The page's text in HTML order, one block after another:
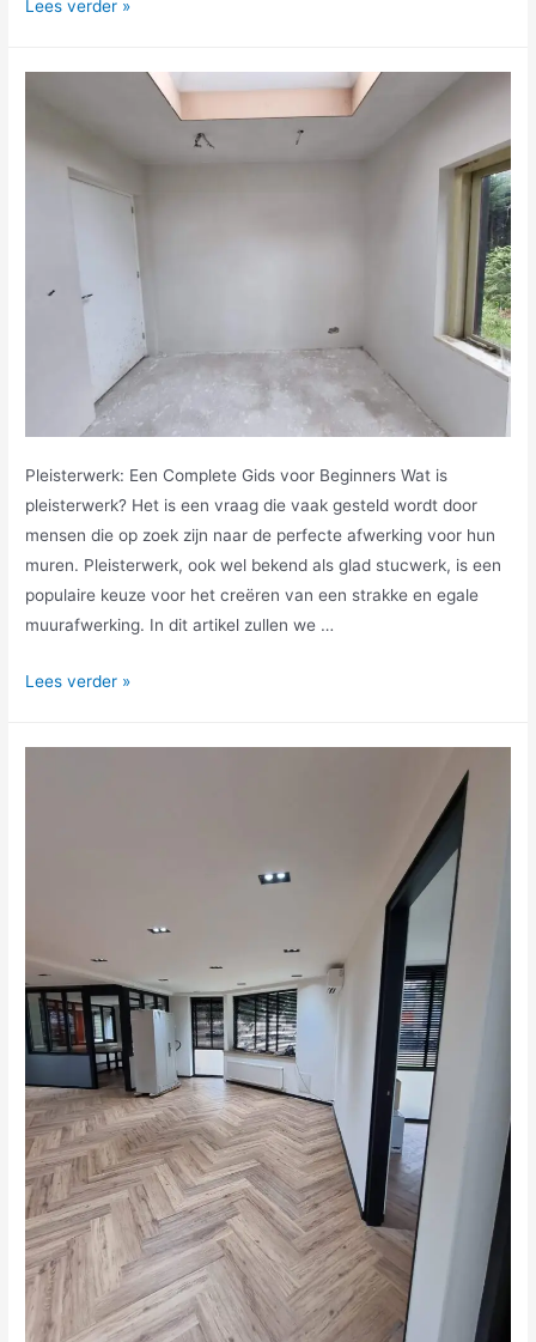
Lees verder »
Pleisterwerk: Een Complete Gids voor Beginners Wat is
pleisterwerk? Het is een vraag die vaak gesteld wordt door
mensen die op zoek zijn naar de perfecte afwerking voor hun
muren. Pleisterwerk, ook wel bekend als glad stucwerk, is een
populaire keuze voor het creëren van een strakke en egale
muurafwerking. In dit artikel zullen we …
Lees verder »